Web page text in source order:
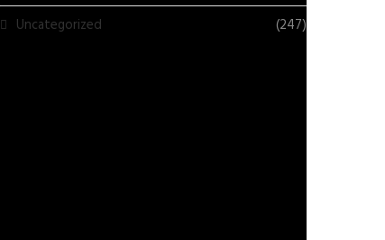
Uncategorized
(247)